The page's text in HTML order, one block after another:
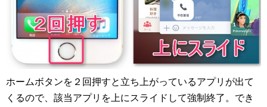
ホームボタンを２回押すと立ち上がっているアプリが出て
くるので、該当アプリを上にスライドして強制終了。でき